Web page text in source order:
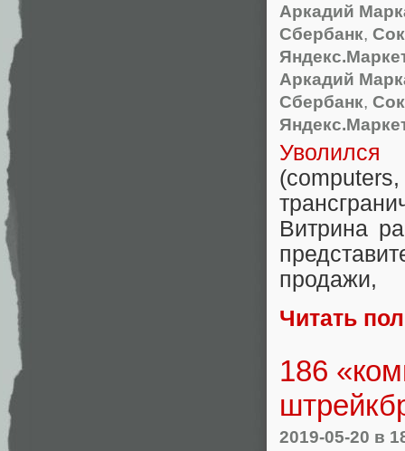
Аркадий
Сбербанк,
Аркадий
Сбербанк,
Уволился
(computers,
Витрина
продажи,
Читать
186
2019-05-20 в